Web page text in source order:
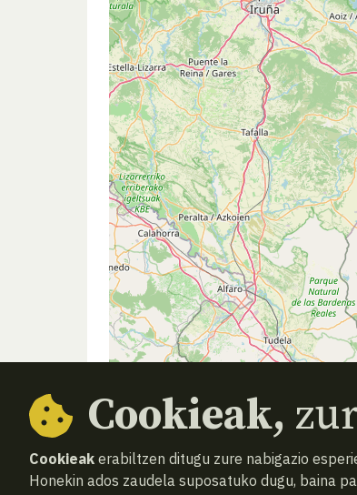
Cookieak,
Cookieak erabiltzen ditugu zure nabigazio
Honekin ados zaudela suposatuko dugu, baina